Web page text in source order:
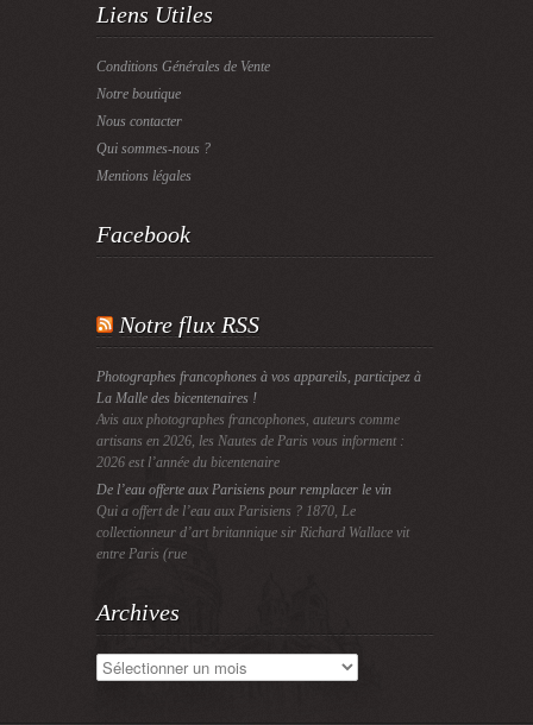
Liens Utiles
Conditions Générales de Vente
Notre boutique
Nous contacter
Qui sommes-nous ?
Mentions légales
Facebook
Notre flux RSS
Photographes francophones à vos appareils, participez à
La Malle des bicentenaires !
Avis aux photographes francophones, auteurs comme
artisans en 2026, les Nautes de Paris vous informent :
2026 est l’année du bicentenaire
De l’eau offerte aux Parisiens pour remplacer le vin
Qui a offert de l’eau aux Parisiens ? 1870, Le
collectionneur d’art britannique sir Richard Wallace vit
entre Paris (rue
Archives
Archives